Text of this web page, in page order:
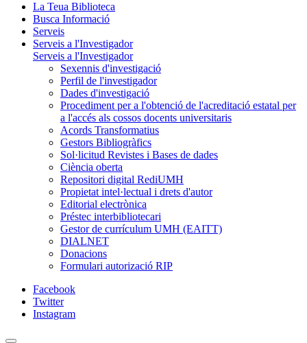
La Teua Biblioteca
Busca Informació
Serveis
Serveis a l'Investigador
Serveis a l'Investigador
Sexennis d'investigació
Perfil de l'investigador
Dades d'investigació
Procediment per a l'obtenció de l'acreditació estatal per
a l'accés als cossos docents universitaris
Acords Transformatius
Gestors Bibliogràfics
Sol·licitud Revistes i Bases de dades
Ciència oberta
Repositori digital RediUMH
Propietat intel·lectual i drets d'autor
Editorial electrònica
Préstec interbibliotecari
Gestor de currículum UMH (EAITT)
DIALNET
Donacions
Formulari autorizació RIP
Facebook
Twitter
Instagram